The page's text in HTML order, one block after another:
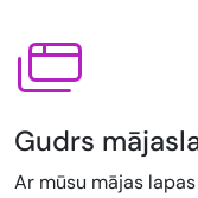
Gudrs
Ar mūsu mājas